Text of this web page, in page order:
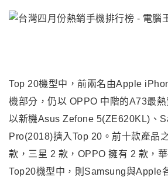
Top 20機型中，前兩名由Apple
機部分，仍以 OPPO 中階的A73最
以新機Asus Zefone 5(ZE620KL)、
Pro(2018)擠入Top 20。前十款產品
款，三星 2 款，OPPO 擁有 2 款，
Top20機型中，則Samsung與Apple